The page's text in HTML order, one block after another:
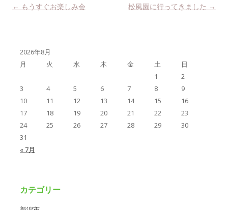
投稿ナビゲーション
← もうすぐお楽しみ会 松風園に行ってきました →
2026年8月
月
火 水 木 金 土 日
« 7月
1
2
3
4 5 6 7 8
9
10
11 12 13 14 15
16
17
18 19 20 21 22
23
24
25 26 27 28 29
30
31
カテゴリー